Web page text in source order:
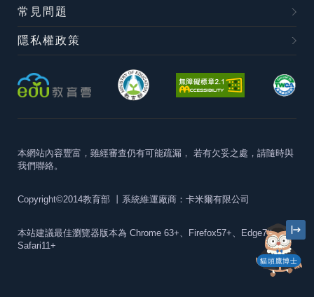
貓頭鷹博士
常見問題
隱私權政策
本網站內容豐富，雖經審查仍有可能疏漏， 若有欠妥之處，請隨時與
我們聯絡。
Copyright©2014教育部 丨系統維運廠商：卡米爾有限公司
本站建議最佳瀏覽器版本為 Chrome 63+、Firefox57+、Edge79+及
Safari11+